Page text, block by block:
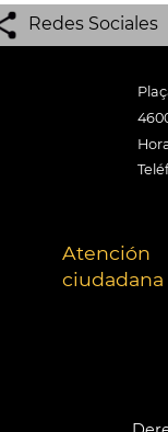
Redes Sociales
Atención
ciudadana